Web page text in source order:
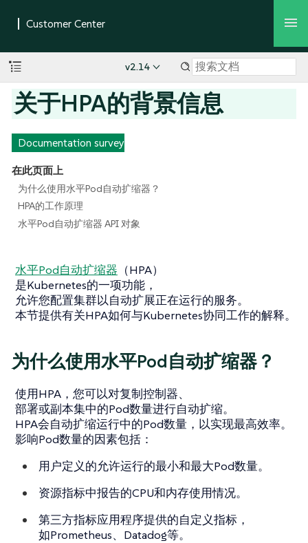
v2.14
关于HPA的背景信息
Documentation survey
在此页面上
为什么使用水平Pod自动扩缩器？
HPA的工作原理
水平Pod自动扩缩器 API 对象
水平Pod自动扩缩器 （HPA）
是Kubernetes的一项功能，
允许您配置集群以自动扩展正在运行的服务。
本节提供有关HPA如何与Kubernetes协同工作的解释。
为什么使用水平Pod自动扩缩器？
使用HPA，您可以对复制控制器、
部署或副本集中的Pod数量进行自动扩缩。
HPA会自动扩缩运行中的Pod数量，以实现最高效率。
影响Pod数量的因素包括：
用户定义的允许运行的最小和最大Pod数量。
资源指标中报告的CPU和内存使用情况。
第三方指标应用程序提供的自定义指标，
如Prometheus、Datadog等。